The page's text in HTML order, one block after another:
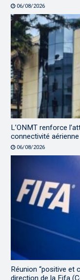
06/08/2026
L’ONMT renforce
connectivité
06/08/2026
Réunion “positive et
direction de la Fifa